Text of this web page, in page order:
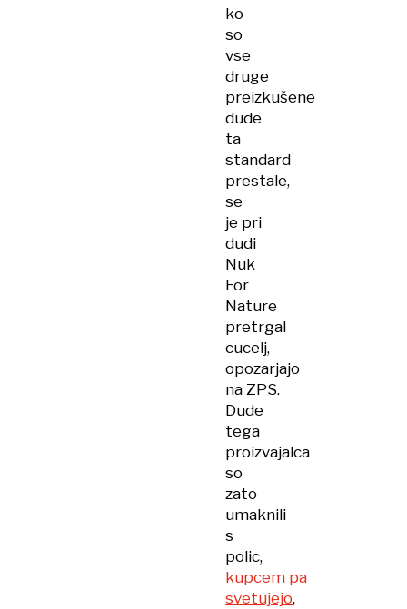
ko
so
vse
druge
preizkušene
dude
ta
standard
prestale,
se
je pri
dudi
Nuk
For
Nature
pretrgal
cucelj,
opozarjajo
na ZPS.
Dude
tega
proizvajalca
so
zato
umaknili
s
polic,
kupcem pa
svetujejo,